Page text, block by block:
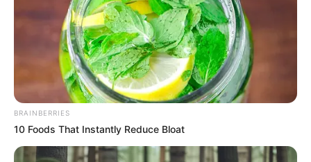
Turfomania M: 2 – 9 – 8 – 7 – 10 – 6 – 4 – 14
Tropiques-FM: 10 – 2 – 5 – 6 – 8 – 7 – 12 – 1
Week-End: 8 – 7 – 2 – 3 – 10 – 6 – 16 – 4
Week-End-Turf.com: 10 – 4 – 6 – 2 – 8 – 7 – 9 – 1
BRAINBERRIES
10 Foods That Instantly Reduce Bloat